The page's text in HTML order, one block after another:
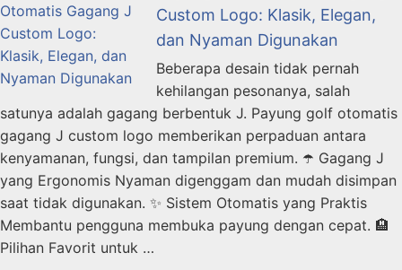
Custom Logo: Klasik, Elegan,
dan Nyaman Digunakan
Beberapa desain tidak pernah
kehilangan pesonanya, salah
satunya adalah gagang berbentuk J. Payung golf otomatis
gagang J custom logo memberikan perpaduan antara
kenyamanan, fungsi, dan tampilan premium. ☂️ Gagang J
yang Ergonomis Nyaman digenggam dan mudah disimpan
saat tidak digunakan. ✨ Sistem Otomatis yang Praktis
Membantu pengguna membuka payung dengan cepat. 🏨
Pilihan Favorit untuk …